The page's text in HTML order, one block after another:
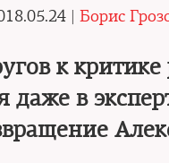
| Борис
к критике
даже в